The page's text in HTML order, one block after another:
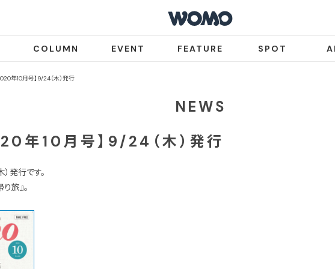
COLUMN EVENT FEATURE SPOT
年10月号】9/24（木）発行
NEWS
年10月号】9/24（木）発行
発行です。
旅』。